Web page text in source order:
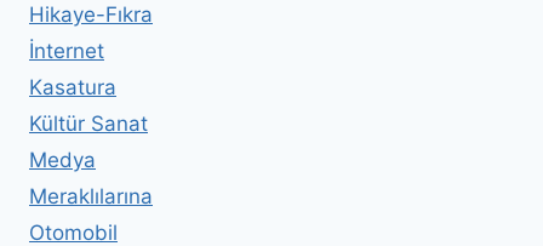
Hikaye-Fıkra
İnternet
Kasatura
Kültür Sanat
Medya
Meraklılarına
Otomobil